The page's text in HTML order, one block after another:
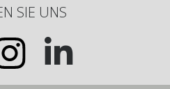
SIE UNS